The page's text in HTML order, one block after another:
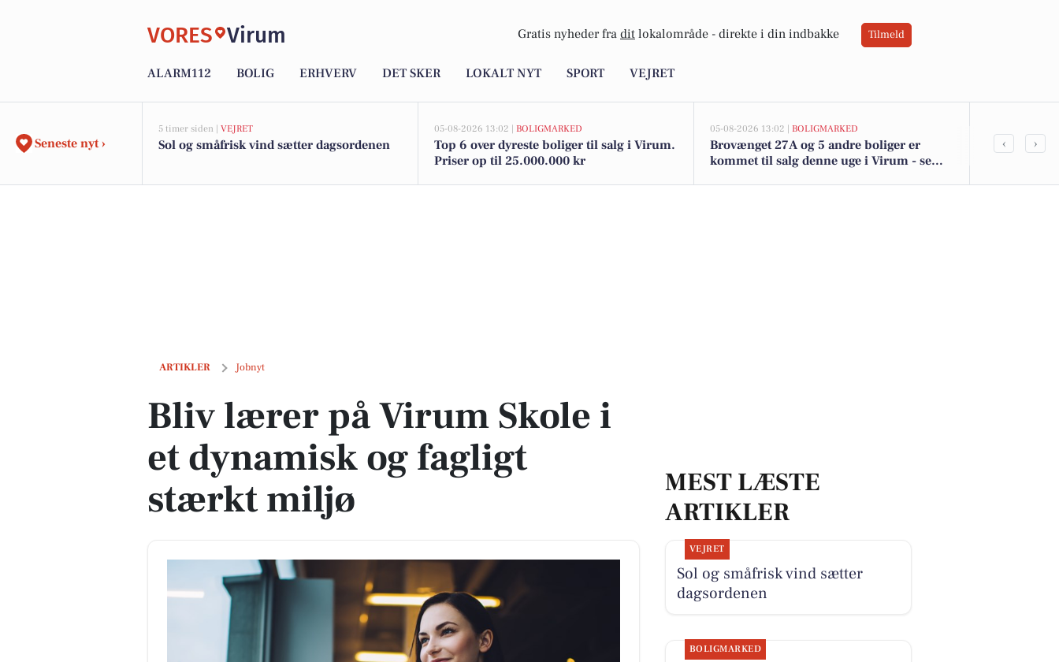
VORES Virum Gratis nyheder fra dit lokalområde - direkte i din indbakke Tilmeld
ALARM112 BOLIG ERHVERV DET SKER LOKALT NYT SPORT VEJRET
Seneste nyt ›
5 timer siden | VEJRET
Sol og småfrisk vind sætter dagsordenen
05-08-2026 13:02 | BOLIGMARKED
Top 6 over dyreste boliger til salg i Virum.
Priser op til 25.000.000 kr
05-08-2026 13:02 | BOLIGMARKED
Brovænget 27A og 5 andre boliger er
kommet til salg denne uge i Virum - se
Magnum
‹ ›
ARTIKLER Jobnyt
Bliv lærer på Virum Skole i et dynamisk og fagligt stærkt miljø
Bliv lærer på Virum Skole i
et dynamisk og fagligt
stærkt miljø
MEST LÆSTE
ARTIKLER
VEJRET
Sol og småfrisk vind sætter
dagsordenen
BOLIGMARKED